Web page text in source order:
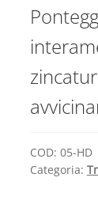
COD: 05-HD
Categoria: